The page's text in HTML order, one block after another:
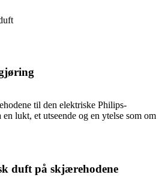
til den elektriske Philips-
lukt, et utseende og en ytelse som om
duft på skjærehodene